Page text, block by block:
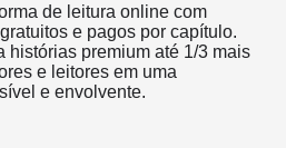
de leitura online com
e pagos por capítulo.
histórias premium até 1/3 mais
e leitores em uma
e envolvente.